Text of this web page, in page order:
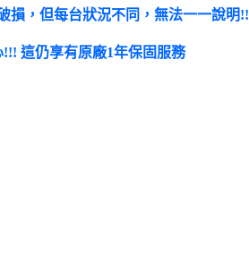
損，但每台狀況不同，無法一一說明!!
這仍享有原廠1年保固服務